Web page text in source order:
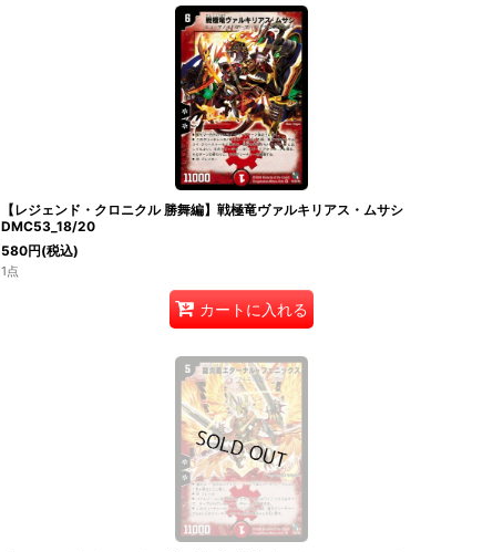
【レジェンド・クロニクル 勝舞編】戦極竜ヴァルキリアス・ムサシ
DMC53_18/20
580円(税込)
1点
カートに入れる